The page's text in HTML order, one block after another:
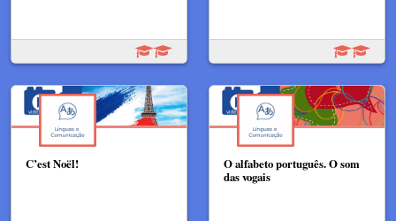
C’est Noël!
O alfabeto português. O som
das vogais